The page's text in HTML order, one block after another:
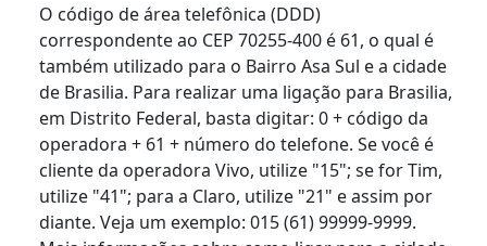
O código de área telefônica (DDD)
correspondente ao CEP 70255-400 é 61, o qual é
também utilizado para o Bairro Asa Sul e a cidade
de Brasilia. Para realizar uma ligação para Brasilia,
em Distrito Federal, basta digitar: 0 + código da
operadora + 61 + número do telefone. Se você é
cliente da operadora Vivo, utilize "15"; se for Tim,
utilize "41"; para a Claro, utilize "21" e assim por
diante. Veja um exemplo: 015 (61) 99999-9999.